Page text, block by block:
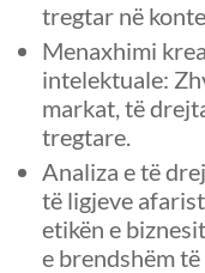
tregtar në
Menaxhimi
intelektuale:
markat, të
tregtare.
Analiza e të
të ligjeve
etikën e
e brendshëm të